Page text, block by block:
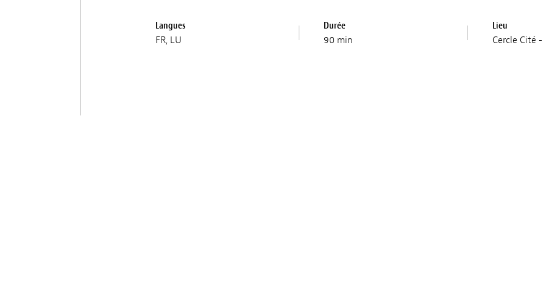
Langues
FR, LU
Durée
90 min
Lieu
Cercle Cité